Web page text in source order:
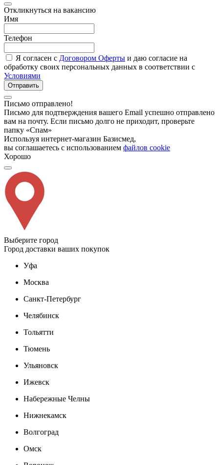
Откликнуться на вакансию
Имя
Телефон
Я согласен с Договором Оферты и даю согласие на
обработку своих персональных данных в соответствии с
Условиями
Отправить
Письмо отправлено!
Письмо для подтверждения вашего Email успешно отправлено
вам на почту. Если письмо долго не приходит, проверьте
папку «Спам»
Используя интернет-магазин Базисмед,
вы соглашаетесь с использованием файлов cookie
Хорошо
Выберите город
Город доставки ваших покупок
Уфа
Москва
Санкт-Петербург
Челябинск
Тольятти
Тюмень
Ульяновск
Ижевск
Набережные Челны
Нижнекамск
Волгоград
Омск